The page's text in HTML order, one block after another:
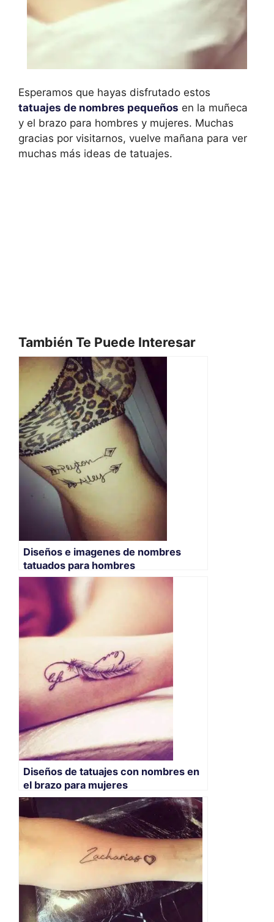
Esperamos que hayas disfrutado estos
tatuajes de nombres pequeños en la muñeca
y el brazo para hombres y mujeres. Muchas
gracias por visitarnos, vuelve mañana para ver
muchas más ideas de tatuajes.
También Te Puede Interesar
Diseños e imagenes de nombres
tatuados para hombres
Diseños de tatuajes con nombres en
el brazo para mujeres